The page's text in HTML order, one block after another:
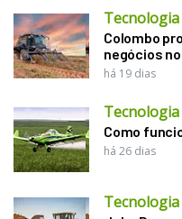
Colombo
negócios
há 19 dias
Como
há 26 dias